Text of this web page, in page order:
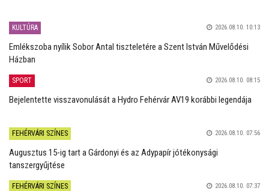
KULTÚRA 2026.08.10. 10:13
Emlékszoba nyílik Sobor Antal tiszteletére a Szent István Művelődési
Házban
SPORT 2026.08.10. 08:15
Bejelentette visszavonulását a Hydro Fehérvár AV19 korábbi legendája
FEHÉRVÁRI SZÍNES 2026.08.10. 07:56
Augusztus 15-ig tart a Gárdonyi és az Adypapír jótékonysági
tanszergyűjtése
FEHÉRVÁRI SZÍNES 2026.08.10. 07:37